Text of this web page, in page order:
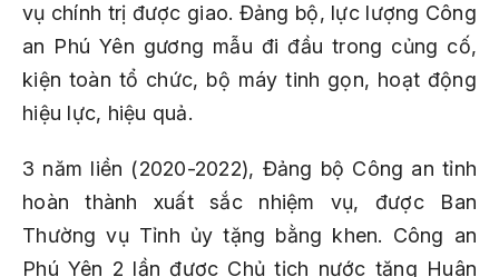
vụ chính trị được giao. Đảng bộ, lực lượng Công
an Phú Yên gương mẫu đi đầu trong củng cố,
kiện toàn tổ chức, bộ máy tinh gọn, hoạt động
hiệu lực, hiệu quả.
3 năm liền (2020-2022), Đảng bộ Công an tỉnh
hoàn thành xuất sắc nhiệm vụ, được Ban
Thường vụ Tỉnh ủy tặng bằng khen. Công an
Phú Yên 2 lần được Chủ tịch nước tặng Huân